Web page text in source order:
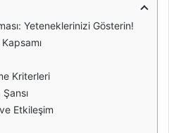
Yeteneklerinizi Gösterin!
Kapsamı
Kriterleri
Etkileşim